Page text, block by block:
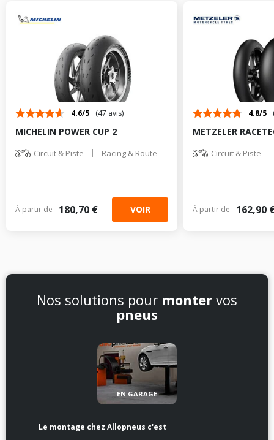
4.6/5 (47 avis)
MICHELIN POWER CUP 2
Circuit & Piste | Racing & Route
À partir de 180,70 € VOIR
4.8/5
METZELER
Circuit & Piste |
À partir de 162,90
Nos solutions pour monter vos
pneus
EN GARAGE
Le montage chez Allopneus c'est